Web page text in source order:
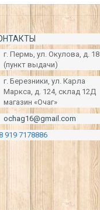
г. Пермь, ул. Окулова, д. 18
(пункт выдачи)
г. Березники, ул. Карла
Маркса, д. 124, склад 12Д
магазин «Очаг»
ochag16@gmail.com
919 7178886